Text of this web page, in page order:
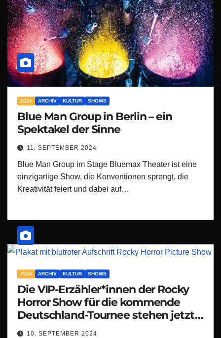
2024 ARCHIV KULTUR SHOWS
Blue Man Group in Berlin – ein
Spektakel der Sinne
11. SEPTEMBER 2024
Blue Man Group im Stage Bluemax Theater ist eine
einzigartige Show, die Konventionen sprengt, die
Kreativität feiert und dabei auf…
2024 ARCHIV KULTUR SHOWS
Die VIP-Erzähler*innen der Rocky
Horror Show für die kommende
Deutschland-Tournee stehen jetzt
fest10. SEPTEMBER 2024